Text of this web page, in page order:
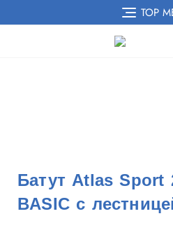
TOP
Батут Atlas Sport
BASIC с